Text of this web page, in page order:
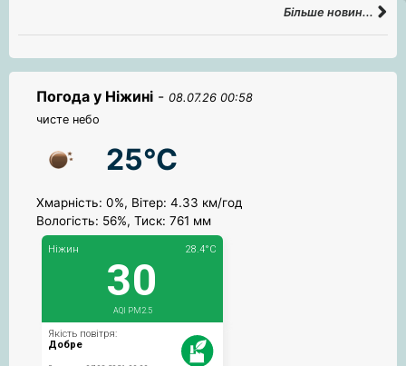
Більше новин...
Погода у Ніжині - 08.07.26 00:58
чисте небо
25°C
Хмарність: 0%, Вітер: 4.33 км/год
Вологість: 56%, Тиск: 761 мм